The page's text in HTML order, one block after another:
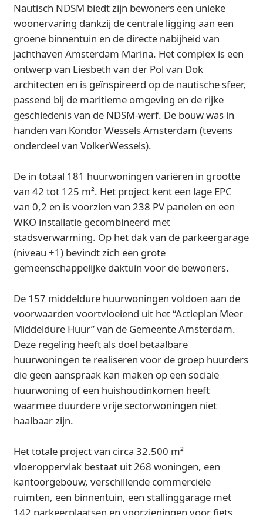
Nautisch NDSM biedt zijn bewoners een unieke
woonervaring dankzij de centrale ligging aan een
groene binnentuin en de directe nabijheid van
jachthaven Amsterdam Marina. Het complex is een
ontwerp van Liesbeth van der Pol van Dok
architecten en is geïnspireerd op de nautische sfeer,
passend bij de maritieme omgeving en de rijke
geschiedenis van de NDSM-werf. De bouw was in
handen van Kondor Wessels Amsterdam (tevens
onderdeel van VolkerWessels).
De in totaal 181 huurwoningen variëren in grootte
van 42 tot 125 m². Het project kent een lage EPC
van 0,2 en is voorzien van 238 PV panelen en een
WKO installatie gecombineerd met
stadsverwarming. Op het dak van de parkeergarage
(niveau +1) bevindt zich een grote
gemeenschappelijke daktuin voor de bewoners.
De 157 middeldure huurwoningen voldoen aan de
voorwaarden voortvloeiend uit het “Actieplan Meer
Middeldure Huur” van de Gemeente Amsterdam.
Deze regeling heeft als doel betaalbare
huurwoningen te realiseren voor de groep huurders
die geen aanspraak kan maken op een sociale
huurwoning of een huishoudinkomen heeft
waarmee duurdere vrije sectorwoningen niet
haalbaar zijn.
Het totale project van circa 32.500 m²
vloeroppervlak bestaat uit 268 woningen, een
kantoorgebouw, verschillende commerciële
ruimten, een binnentuin, een stallinggarage met